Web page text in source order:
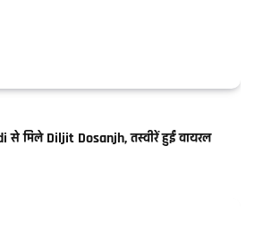
से मिले Diljit Dosanjh, तस्वीरें हुईं वायरल